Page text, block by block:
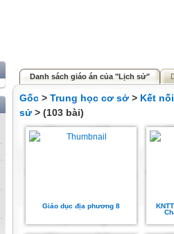
Danh sách giáo án của "Lịch sử"
Gốc > Trung học cơ sở > Kết
sử> (103 bài)
Giáo dục địa phương 8